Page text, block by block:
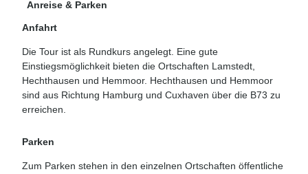
Anreise & Parken
Anfahrt
Die Tour ist als Rundkurs angelegt. Eine gute
Einstiegsmöglichkeit bieten die Ortschaften Lamstedt,
Hechthausen und Hemmoor. Hechthausen und Hemmoor
sind aus Richtung Hamburg und Cuxhaven über die B73 zu
erreichen.
Parken
Zum Parken stehen in den einzelnen Ortschaften öffentliche